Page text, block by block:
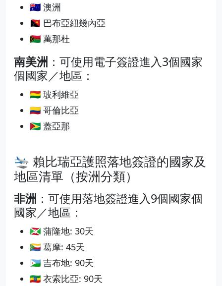
🇦🇺 澳洲
🇵🇬 巴布亞紐幾內亞
🇻🇺 萬那杜
南美洲 ：可使用電子簽證進入3個國家
個國家／地區：
🇧🇴 玻利維亞
🇨🇴 哥倫比亞
🇬🇾 蓋亞那
🛬 賴比瑞亞護照落地簽證的國家及
地區清單（按洲分類）
非洲 ：可使用落地簽證進入9個國家個
國家／地區：
🇧🇮 蒲隆地: 30天
🇰🇲 葛摩: 45天
🇩🇯 吉布地: 90天
🇪🇹 衣索比亞: 90天